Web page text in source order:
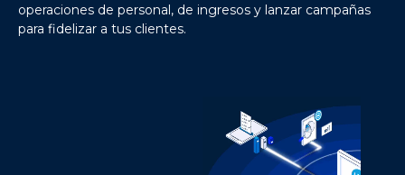
operaciones de personal, de ingresos y lanzar campañas
para fidelizar a tus clientes.